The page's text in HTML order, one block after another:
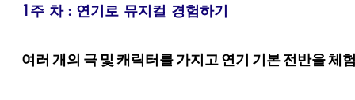
1주 차 : 연기로 뮤지컬 경험하기
여러 개의 극 및 캐릭터를 가지고 연기 기본 전반을